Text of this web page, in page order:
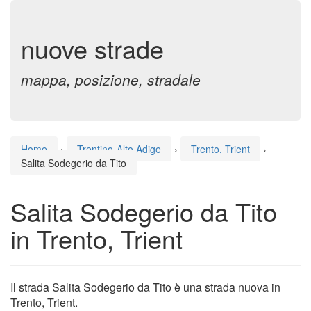
nuove strade
mappa, posizione, stradale
Home › Trentino-Alto Adige › Trento, Trient
›
Salita Sodegerio da Tito
Salita Sodegerio da Tito
in Trento, Trient
Il strada Salita Sodegerio da Tito è una strada nuova in
Trento, Trient.